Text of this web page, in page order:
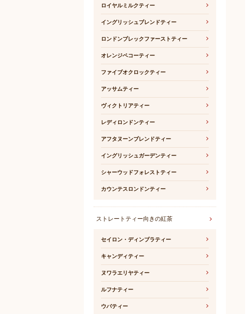
ロイヤルミルクティー
イングリッシュブレンドティー
ロンドンブレックファーストティー
オレンジペコーティー
ファイブオクロックティー
アッサムティー
ヴィクトリアティー
レディロンドンティー
アフタヌーンブレンドティー
イングリッシュガーデンティー
シャーウッドフォレストティー
カウンテスロンドンティー
ストレートティー向きの紅茶
セイロン・ディンブラティー
キャンディティー
ヌワラエリヤティー
ルフナティー
ウバティー